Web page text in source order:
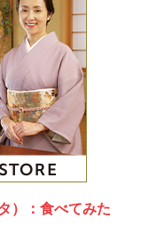
）：食べてみた